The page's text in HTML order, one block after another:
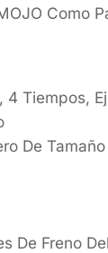
Como
Tiempos,
De
De Freno